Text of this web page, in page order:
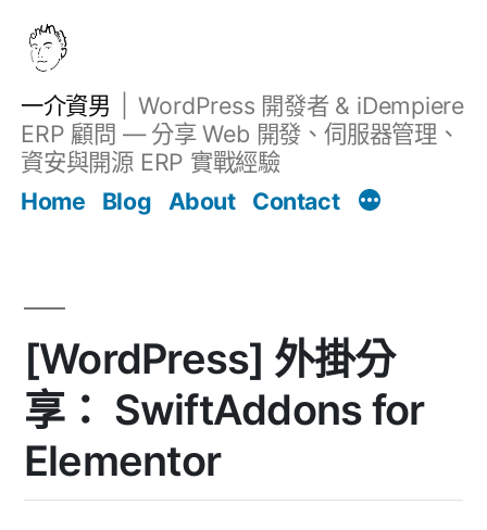
一介資男
WordPress 開發者 & iDempiere
ERP 顧問 — 分享 Web 開發、伺服器管理、
資安與開源 ERP 實戰經驗
Home
Blog About Contact
[WordPress] 外掛分
享： SwiftAddons for
Elementor
文章